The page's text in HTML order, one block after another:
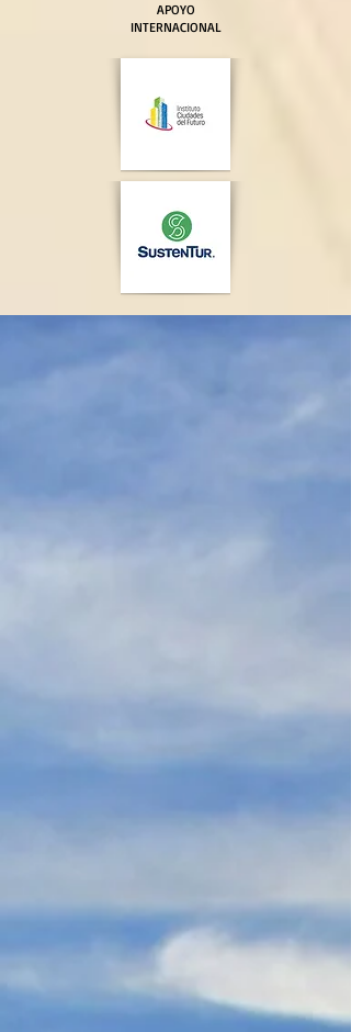
APOYO
INTERNACIONAL